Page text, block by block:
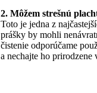
2. Môžem strešnú
Toto je jedna z
prášky by mohli
čistenie odporúčame
a nechajte ho